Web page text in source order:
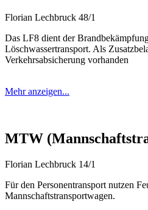
Florian Lechbruck 48/1
Das LF8 dient der
Löschwassertransport. Als
Verkehrsabsicherung vorhanden
Mehr anzeigen...
MTW
Florian Lechbruck 14/1
Für den Personentransport nutzen
Mannschaftstransportwagen.